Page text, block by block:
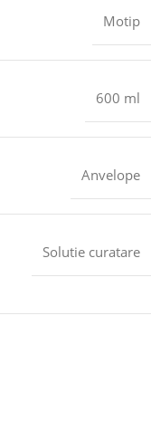
Motip
600 ml
Anvelope
Solutie curatare